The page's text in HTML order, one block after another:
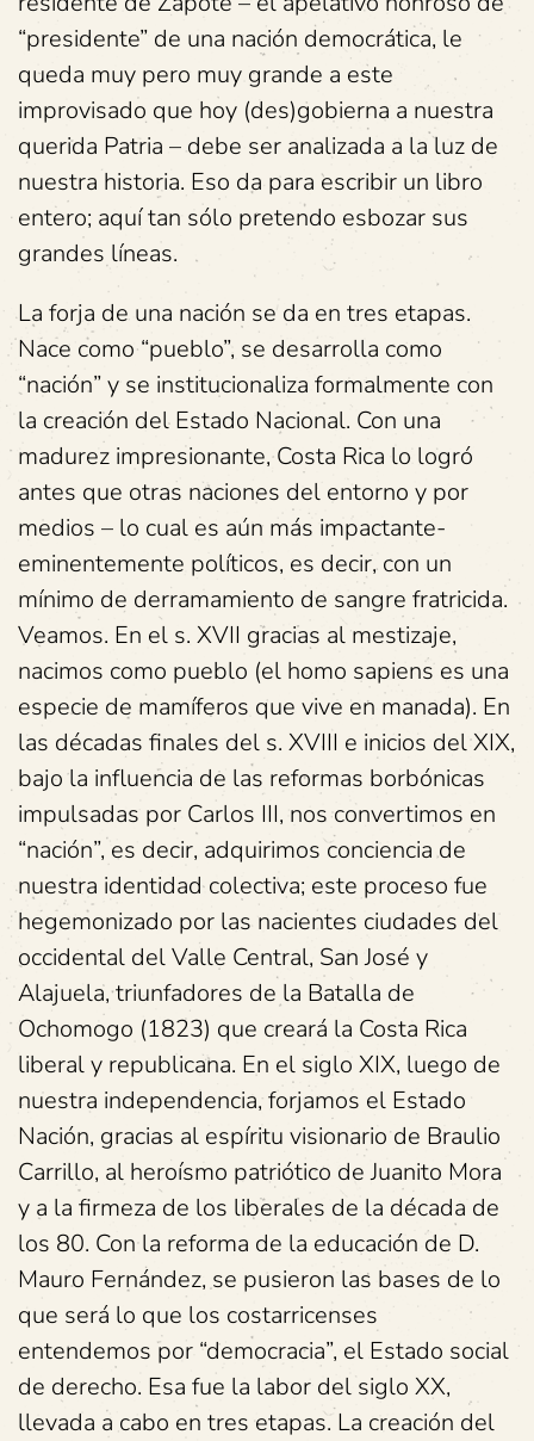
“presidente” de una nación democrática, le
queda muy pero muy grande a este
improvisado que hoy (des)gobierna a nuestra
querida Patria – debe ser analizada a la luz de
nuestra historia. Eso da para escribir un libro
entero; aquí tan sólo pretendo esbozar sus
grandes líneas.
La forja de una nación se da en tres etapas.
Nace como “pueblo”, se desarrolla como
“nación” y se institucionaliza formalmente con
la creación del Estado Nacional. Con una
madurez impresionante, Costa Rica lo logró
antes que otras naciones del entorno y por
medios – lo cual es aún más impactante-
eminentemente políticos, es decir, con un
mínimo de derramamiento de sangre fratricida.
Veamos. En el s. XVII gracias al mestizaje,
nacimos como pueblo (el homo sapiens es una
especie de mamíferos que vive en manada). En
las décadas finales del s. XVIII e inicios del XIX,
bajo la influencia de las reformas borbónicas
impulsadas por Carlos III, nos convertimos en
“nación”, es decir, adquirimos conciencia de
nuestra identidad colectiva; este proceso fue
hegemonizado por las nacientes ciudades del
occidental del Valle Central, San José y
Alajuela, triunfadores de la Batalla de
Ochomogo (1823) que creará la Costa Rica
liberal y republicana. En el siglo XIX, luego de
nuestra independencia, forjamos el Estado
Nación, gracias al espíritu visionario de Braulio
Carrillo, al heroísmo patriótico de Juanito Mora
y a la firmeza de los liberales de la década de
los 80. Con la reforma de la educación de D.
Mauro Fernández, se pusieron las bases de lo
que será lo que los costarricenses
entendemos por “democracia”, el Estado social
de derecho. Esa fue la labor del siglo XX,
llevada a cabo en tres etapas. La creación del